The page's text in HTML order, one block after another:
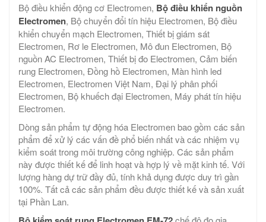
Bộ điều khiển động cơ Electromen, Bộ điều khiển nguồn
Electromen, Bộ chuyển đổi tín hiệu Electromen, Bộ điều
khiển chuyển mạch Electromen, Thiết bị giám sát
Electromen, Rơ le Electromen, Mô đun Electromen, Bộ
nguồn AC Electromen, Thiết bị đo Electromen, Cảm biến
rung Electromen, Đồng hồ Electromen, Màn hình led
Electromen, Electromen Việt Nam, Đại lý phân phối
Electromen, Bộ khuếch đại Electromen, Máy phát tín hiệu
Electromen.
Dòng sản phẩm tự động hóa Electromen bao gồm các sản
phẩm để xử lý các vấn đề phổ biến nhất và các nhiệm vụ
kiểm soát trong môi trường công nghiệp. Các sản phẩm
này được thiết kế để linh hoạt và hợp lý về mặt kinh tế. Với
lượng hàng dự trữ đầy đủ, tính khả dụng được duy trì gần
100%. Tất cả các sản phẩm đều được thiết kế và sản xuất
tại Phần Lan.